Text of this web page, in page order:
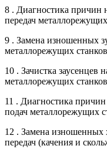
8 . Диагностика причин
передач
9 . Замена изношенных
металлорежущих станков
10 . Зачистка заусенцев
металлорежущих станков
11 . Диагностика
подач металлорежущих
12 . Замена изношенных
передач (качения и